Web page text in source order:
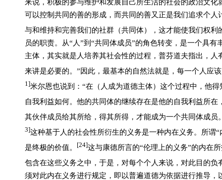
来说，积极的参与维护和发展自己所生活的社会的政治文
可以控制共同的善的形成，而共同的善又正是我们追求个
与和维持和完善我们的社群（共同体），这才能使我们权利
员的职责。
从“人”到“共同体成员”的角色转变，是一个具
主体，其实就是人培养其社会性的过程，普芬道夫指出， 人
来讲是必要的。”因此，最基本的自然法就是，每一个人应
1]米尔恩也说到：“在（人成为道德主体）这个过程中，他
自我利益如何。他的共同体的继续存在是他的自我利益所
其伙伴成员给其所给，得其所得，才能成为一个共同体成
3]这种基于人的社会性所衍生的义务是一种内在义务。所谓
是终极的价值。
[24]这与康德所言的“伦理上的义务”的内在
包含在这些义务之中，于是，对每个个人来说，对此目的负
须对此内在义务进行规定，即以普遍道德为依据进行推导